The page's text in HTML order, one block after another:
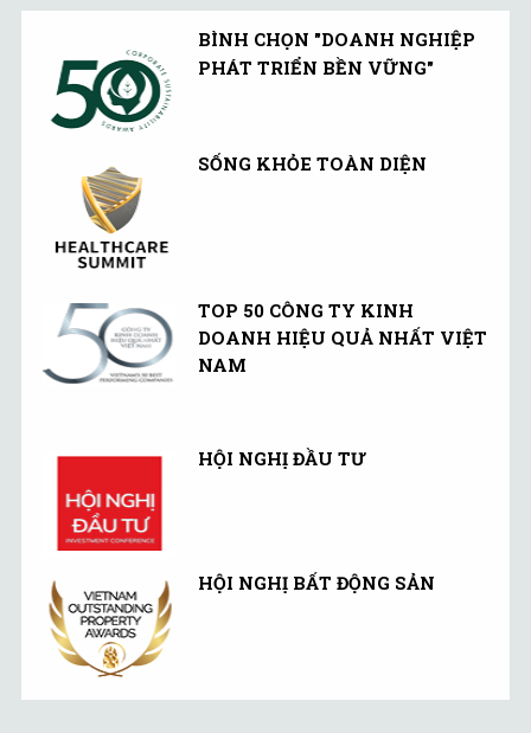
BÌNH CHỌN "DOANH NGHIỆP
PHÁT TRIỂN BỀN VỮNG"
SỐNG KHỎE TOÀN DIỆN
TOP 50 CÔNG TY KINH
DOANH HIỆU QUẢ NHẤT VIỆT
NAM
HỘI NGHỊ ĐẦU TƯ
HỘI NGHỊ BẤT ĐỘNG SẢN